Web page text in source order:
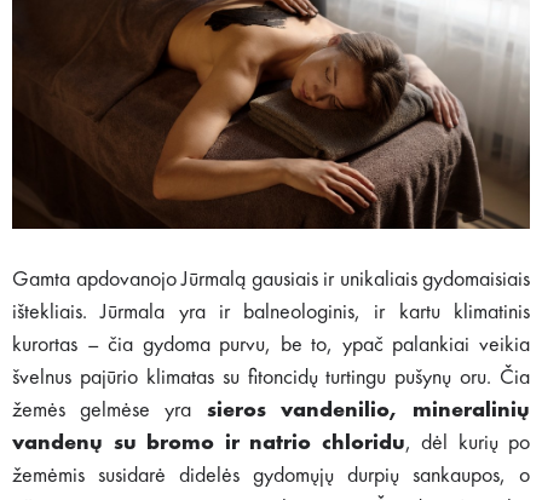
Gamta apdovanojo Jūrmalą gausiais ir unikaliais gydomaisiais
ištekliais. Jūrmala yra ir balneologinis, ir kartu klimatinis
kurortas – čia gydoma purvu, be to, ypač palankiai veikia
švelnus pajūrio klimatas su fitoncidų turtingu pušynų oru. Čia
žemės gelmėse yra sieros vandenilio, mineralinių
vandenų su bromo ir natrio chloridu, dėl kurių po
žemėmis susidarė didelės gydomųjų durpių sankaupos, o